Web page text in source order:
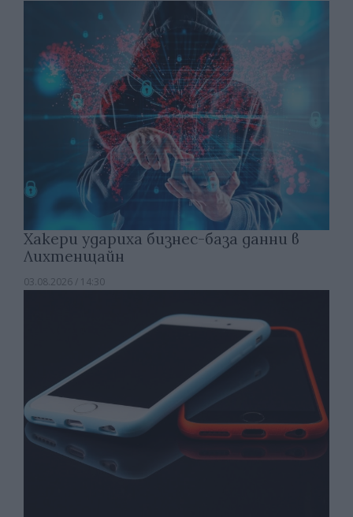
Хакери удариха бизнес-база данни в
Лихтенщайн
03.08.2026 / 14:30